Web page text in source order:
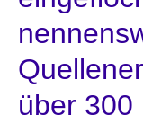
über 300